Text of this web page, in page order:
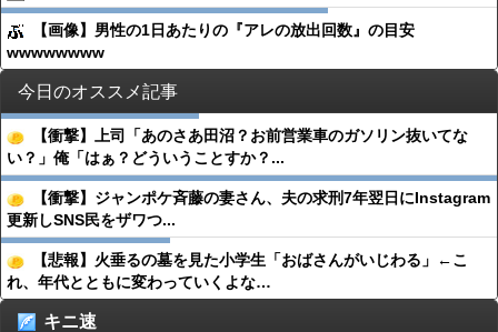
【画像】男性の1日あたりの『アレの放出回数』の目安
wwwwwwww
今日のオススメ記事
【衝撃】上司「あのさあ田沼？お前営業車のガソリン抜いてな
い？」俺「はぁ？どういうことすか？...
【衝撃】ジャンポケ斉藤の妻さん、夫の求刑7年翌日にInstagram
更新しSNS民をザワつ...
【悲報】火垂るの墓を見た小学生「おばさんがいじわる」←こ
れ、年代とともに変わっていくよな…
キニ速